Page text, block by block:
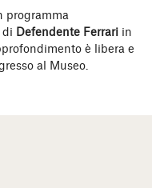
programma
di Defendente Ferrari in
è libera e
al Museo.